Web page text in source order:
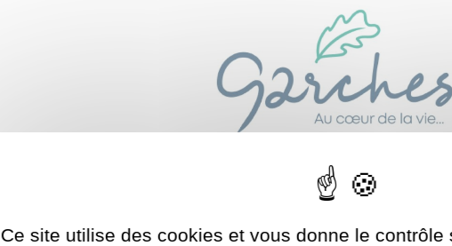
Ce site utilise des cookies et vous donne le